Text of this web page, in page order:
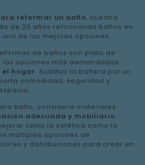
reformar un baño, nuestra
de 20 años reformando baños en
una de las mejores opciones.
de baños con plato de
las opciones más demandadas
el hogar. Sustituir la bañera por un
comodidad, seguridad y
baño, considera materiales
adecuada y mobiliario
tanto la estética como la
múltiples opciones de
y distribuciones para crear un